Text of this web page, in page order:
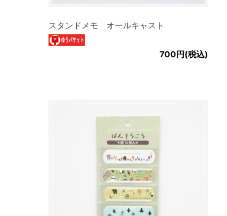
スタンドメモ オールキャスト
700円(税込)